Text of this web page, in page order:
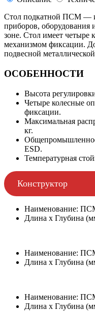
Стол подкатной ПСМ —
приборов, оборудования
зоне. Стол имеет
механизмом фиксации.
подвесной
ОСОБЕННОСТИ
Высота
Четыре колесные
фиксации.
Максимальная
кг.
Общепромышленное
ESD.
Температурная
Конструктор
Наименование:
Длина х Глубина
Наименование:
Длина х Глубина
Наименование:
Длина х Глубина